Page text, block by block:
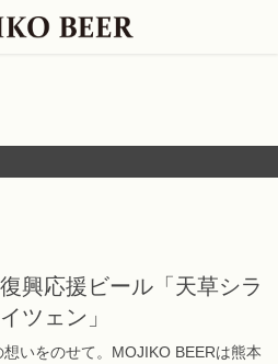
興応援ビール「天草シラ
ツェン」
いをのせて。MOJIKO BEERは熊本